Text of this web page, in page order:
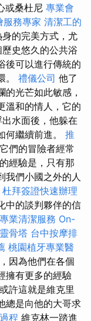
或桑杜尼 專業會
服務專家 清潔工的
的完美方式，尤
歷史悠久的公共浴
後可以進行傳統的
。 禮儀公司 他了
光芒如此敏感，
溫和的情人，它的
出水面後，他躲在
何繼續前進。 推
們的冒險者經常
經驗是，只有那
我們小國之外的人
杜拜簽證快速辦理
中的談判夥伴的信
專業清潔服務 On-
靈骨塔 台中按摩排
桃園植牙專業醫
因為他們在各個
擁有更多的經驗
許這就是維克里
總是向他的大哥求
程 維克林一踏進